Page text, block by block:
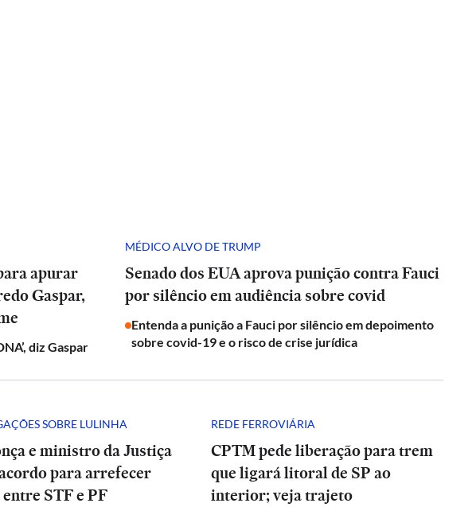
apurar
Gaspar,
diz Gaspar
MÉDICO ALVO DE TRUMP
Senado dos EUA aprova punição contra Fauci
por silêncio em audiência sobre covid
Entenda a punição a Fauci por silêncio em depoimento
sobre covid-19 e o risco de crise jurídica
SOBRE LULINHA
e ministro da Justiça
para arrefecer
STF e PF
REDE FERROVIÁRIA
CPTM pede liberação para trem
que ligará litoral de SP ao
interior; veja trajeto